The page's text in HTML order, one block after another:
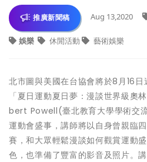
推廣新聞稿 Aug 13,2020
娛樂 休閒活動 藝術娛樂
北市圖與美國在台協會將於8月16
「夏日運動夏日夢：漫談世界級奧
bert Powell(臺北教育大學學術交
運動會盛事，講師將以自身曾親臨
賽，和大眾輕鬆漫談如何觀賞運動
色，也準備了豐富的影音及照片。